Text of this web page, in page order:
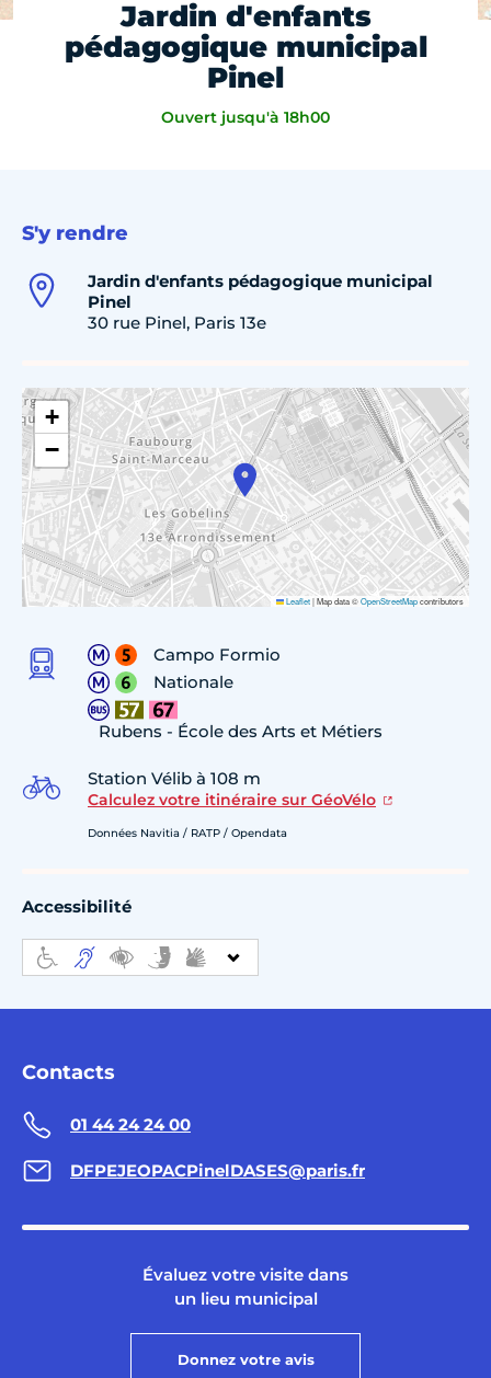
Jardin d'enfants
pédagogique municipal
Pinel
Ouvert jusqu'à 18h00
S'y rendre
Jardin d'enfants pédagogique municipal
Pinel
30 rue Pinel, Paris 13e
+
−
Leaflet|Map data ©OpenStreetMapcontributors
Campo Formio
Nationale
Rubens - École des Arts et Métiers
Station Vélib à 108 m
Calculez votre itinéraire sur GéoVélo
Données Navitia / RATP / Opendata
Accessibilité
Contacts
01 44 24 24 00
DFPEJEOPACPinelDASES@paris.fr
Évaluez votre visite dans
un lieu municipal
Donnez votre avis